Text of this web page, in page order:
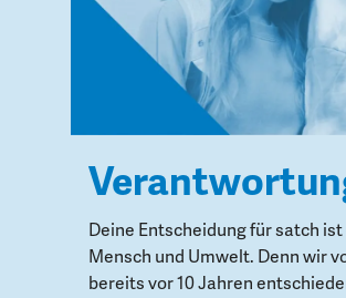
Deine Entscheidung für satch
Mensch und Umwelt. Denn wir
bereits vor 10 Jahren